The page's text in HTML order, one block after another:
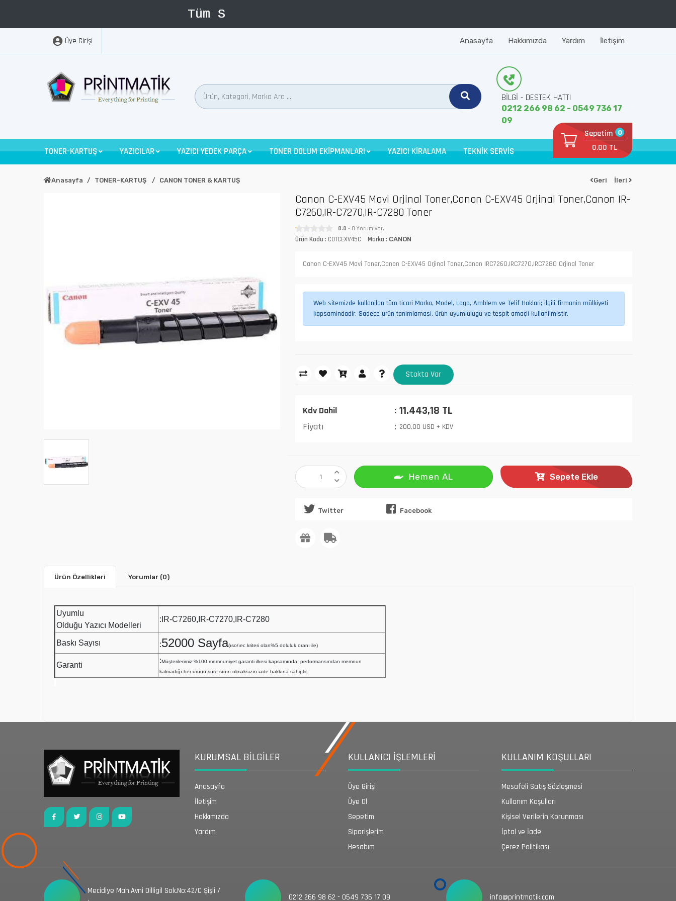
Üye Girişi Anasayfa Hakkımızda Yardım İletişim
BİLGİ - DESTEK HATTI
0212 266 98 62 - 0549 736 17
09
Sepetim 0
0.00 TL
TONER-KARTUŞ YAZICILAR YAZICI YEDEK PARÇA TONER DOLUM EKİPMANLARI YAZICI KİRALAMA TEKNİK SERVİS
Anasayfa TONER-KARTUŞ CANON TONER & KARTUŞ Geri İleri
Canon C-EXV45 Mavi Orjinal Toner,Canon C-EXV45 Orjinal Toner,Canon IR-
C7260,IR-C7270,IR-C7280 Toner
0.0 - 0 Yorum var.
Ürün Kodu : COTCEXV45C Marka : CANON
Canon C-EXV45 Mavi Toner,Canon C-EXV45 Orjinal Toner,Canon IRC7260,IRC7270,IRC7280 Orjinal Toner
Web sitemizde kullanilan tüm ticari Marka, Model, Logo, Amblem ve Telif Haklari; ilgili firmanin mülkiyeti
kapsamindadir. Sadece ürün tanimlamasi, ürün uyumlulugu ve tespit amaçli kullanilmistir.
Stokta Var
Kdv Dahil 11.443,18 TL
Fiyatı 200,00 USD + KDV
Hemen AL Sepete Ekle
Twitter Facebook
Ürün Özellikleri Yorumlar (0)
Uyumlu
Olduğu Yazıcı Modelleri
:IR-C7260,IR-C7270,IR-C7280
Baskı Sayısı :52000 Sayfa(ıso/ıec kriteri olan%5 doluluk oranı ile)
Garanti
:Müşterilerimiz %100 memnuniyet garanti ilkesi kapsamında, performansından memnun
kalmadığı her ürünü süre sınırı olmaksızın iade hakkına sahiptir.
KURUMSAL BİLGİLER
Anasayfa
İletişim
Hakkımızda
Yardım
KULLANICI İŞLEMLERİ
Üye Girişi
Üye Ol
Sepetim
Siparişlerim
Hesabım
KULLANIM KOŞULLARI
Mesafeli Satış Sözleşmesi
Kullanım Koşulları
Kişisel Verilerin Korunması
İptal ve İade
Çerez Politikası
Mecidiye Mah.Avni Dilligil Sok.No:42/C Şişli /
0212 266 98 62 - 0549 736 17 09 info@printmatik.com